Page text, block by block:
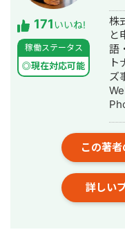
171いいね!
稼働ステータス
◎現在対応可能
株
と申し
語
ト
ズ
ま
り
してい
位
様
ル
この著
詳しい